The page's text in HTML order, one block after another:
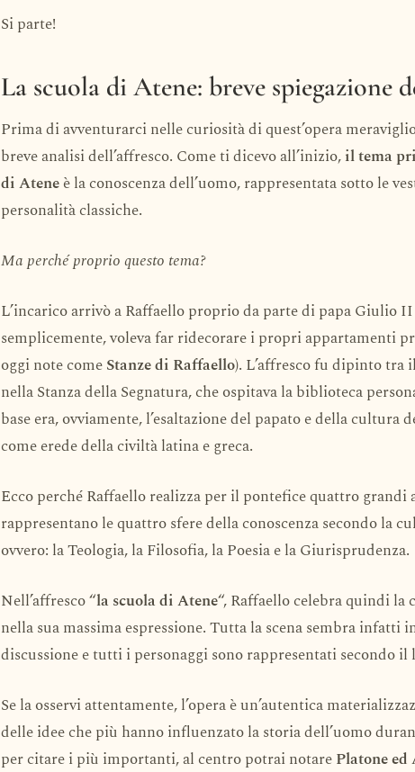
Si parte!
La scuola di Atene: breve spiegazione
Prima di avventurarci nelle curiosità di quest’opera
breve analisi dell’affresco. Come ti dicevo all’inizio,il tema
di Ateneè la conoscenza dell’uomo, rappresentata sotto le
personalità classiche.
Ma perché proprio questo tema?
L’incarico arrivò a Raffaello proprio da parte di papa Giulio
semplicemente, voleva far ridecorare i propri appartamenti
oggi note comeStanze di Raffaello). L’affresco fu dipinto tra
nella Stanza della Segnatura, che ospitava la biblioteca
base era, ovviamente, l’esaltazione del papato e della cultura
come erede della civiltà latina e greca.
Ecco perché Raffaello realizza per il pontefice quattro grandi
rappresentano le quattro sfere della conoscenza secondo la
ovvero: la Teologia, la Filosofia, la Poesia e la Giurisprudenza.
Nell’affresco “la scuola di Atene“, Raffaello celebra quindi la
nella sua massima espressione. Tutta la scena sembra infatti
discussione e tutti i personaggi sono rappresentati secondo
Se la osservi attentamente, l’opera è un’autentica
delle idee che più hanno influenzato la storia dell’uomo
per citare i più importanti, al centro potrai notarePlatone